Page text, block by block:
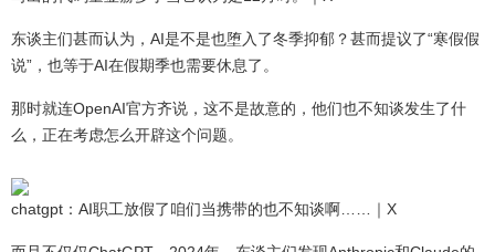
东谈主们甚而认为，AI是不是也堕入了冬季抑郁？甚而提议了“寒假假
说”，也等于AI在假期季也需要休息了。
那时就连OpenAI官方齐说，这不是故意的，他们也不知谈发生了什
么，正在考虑怎么开辟这个问题。
chatgpt：AI职工放假了咱们当携带的也不知谈啊……｜X